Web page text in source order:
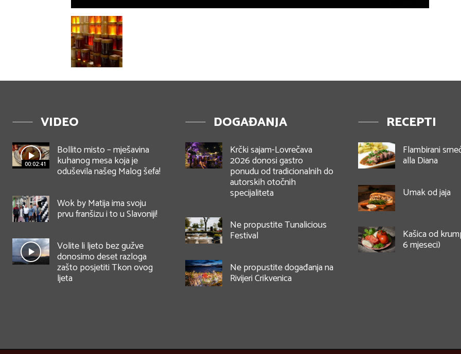
VIDEO
00:02:41
Bollito misto – mješavina
kuhanog mesa koja je
oduševila našeg Malog šefa!
Wok by Matija ima svoju
prvu franšizu i to u Slavoniji!
Volite li ljeto bez gužve
donosimo deset razloga
zašto posjetiti Tkon ovog
ljeta
DOGAĐANJA
Krčki sajam-Lovrečava
2026 donosi gastro
ponudu od tradicionalnih do
autorskih otočnih
specijaliteta
Ne propustite Tunalicious
Festival
Ne propustite događanja na
Rivijeri Crikvenica
RECEPTI
Flambirani
alla Diana
Umak od jaja
Kašica od
6 mjeseci)